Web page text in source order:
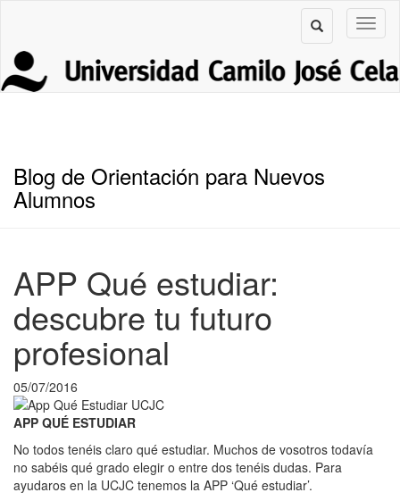
Blog de Orientación para Nuevos
Alumnos
APP Qué estudiar:
descubre tu futuro
profesional
05/07/2016
APP QUÉ ESTUDIAR
No todos tenéis claro qué estudiar. Muchos de vosotros todavía
no sabéis qué grado elegir o entre dos tenéis dudas. Para
ayudaros en la UCJC tenemos la APP ‘Qué estudiar’.